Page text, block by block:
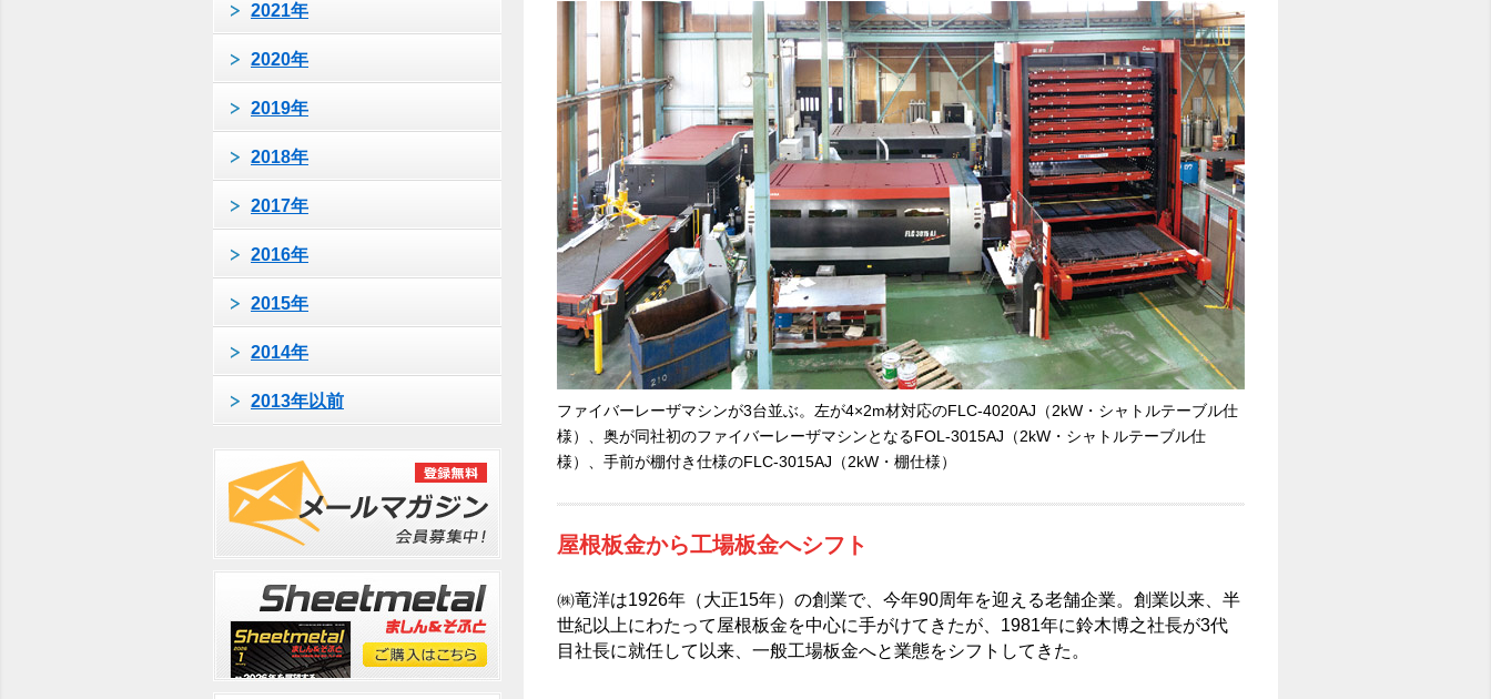
ファイバーレーザマシンが3台並ぶ。左が4×2m材対応のFLC-4020AJ（2kW・シャトルテーブル仕
様）、奥が同社初のファイバーレーザマシンとなるFOL-3015AJ（2kW・シャトルテーブル仕
様）、手前が棚付き仕様のFLC-3015AJ（2kW・棚仕様）
屋根板金から工場板金へシフト
㈱竜洋は1926年（大正15年）の創業で、今年90周年を迎える老舗企業。創業以来、半
世紀以上にわたって屋根板金を中心に手がけてきたが、1981年に鈴木博之社長が3代
目社長に就任して以来、一般工場板金へと業態をシフトしてきた。
2021年
2020年
2019年
2018年
2017年
2016年
2015年
2014年
2013年以前